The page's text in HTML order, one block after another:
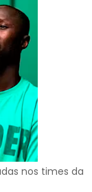
nos times da